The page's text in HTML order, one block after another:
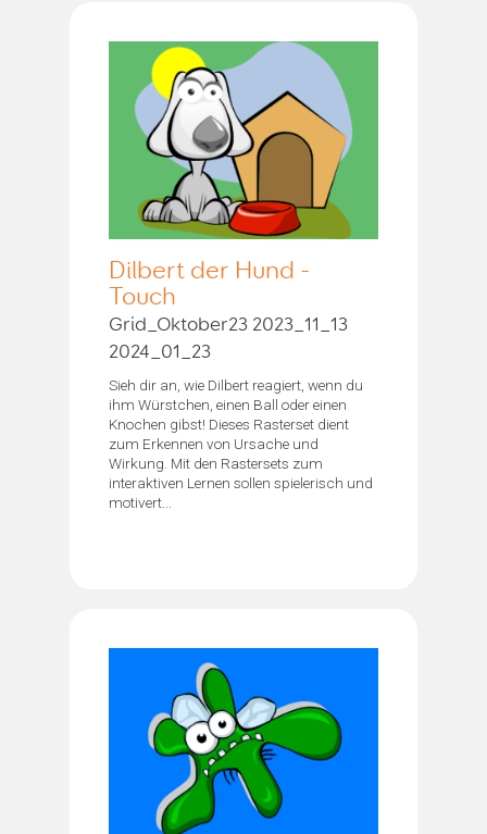
Dilbert der Hund -
Touch
Grid_Oktober23 2023_11_13
2024_01_23
Sieh dir an, wie Dilbert reagiert, wenn du
ihm Würstchen, einen Ball oder einen
Knochen gibst! Dieses Rasterset dient
zum Erkennen von Ursache und
Wirkung. Mit den Rastersets zum
interaktiven Lernen sollen spielerisch und
motivert...